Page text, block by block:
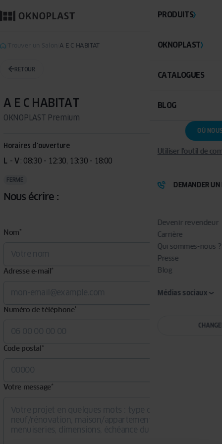
PRODUITS
OKNOPLAST
CATALOGUES
BLOG
OÙ
Utiliser l'outil de
DEMANDER UN
Devenir revendeur
Carrière
Qui sommes-nous ?
Presse
Blog
Médias sociaux
A E C HABITAT
RETOUR
A E C HABITAT
OKNOPLAST Premium
Horaires d'ouverture
L - V: 08:30 - 12:30, 13:30 - 18:00
FERMÉ
Nous écrire :
Nom*
Adresse e-mail*
Numéro de téléphone*
Code postal*
Votre message*